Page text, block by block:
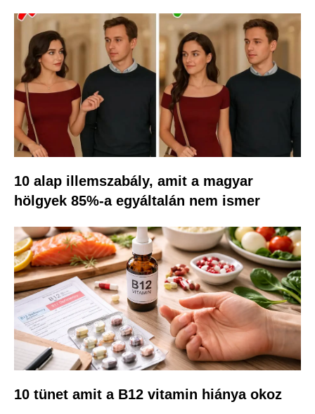
10 alap illemszabály, amit a magyar
hölgyek 85%-a egyáltalán nem ismer
10 tünet amit a B12 vitamin hiánya okoz